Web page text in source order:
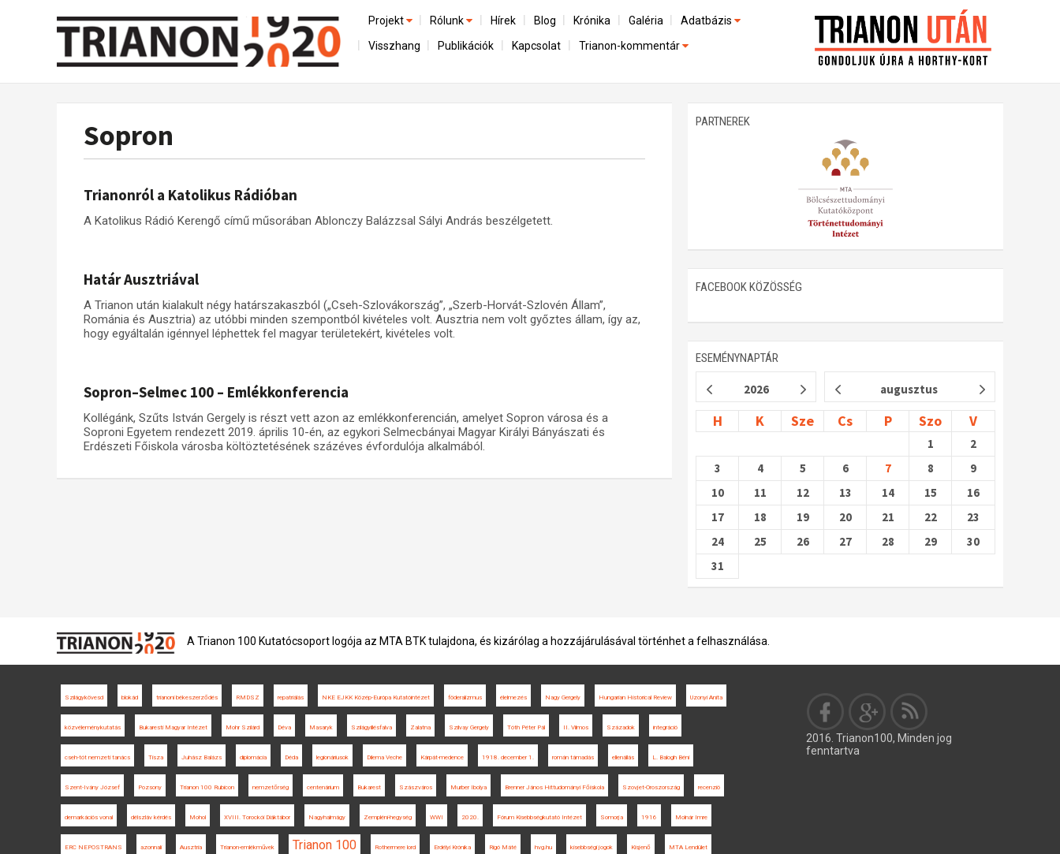
Projekt
Előzmények
Az összeomlás és a magyar társadalom
Utókor és emlékezet
Rólunk
A kutatócsoport működéséről
Hírek Blog Krónika Galéria Adatbázis
Emlékművek (feltöltés alatt)
Visszhang Publikációk Kapcsolat Trianon-kommentár
Sopron
Trianonról a Katolikus Rádióban
A Katolikus Rádió Kerengő című műsorában Ablonczy Balázzsal Sályi András beszélgetett.
Határ Ausztriával
A Trianon után kialakult négy határszakaszból („Cseh-Szlovákország”, „Szerb-Horvát-Szlovén Állam”,
Románia és Ausztria) az utóbbi minden szempontból kivételes volt. Ausztria nem volt győztes állam, így az,
hogy egyáltalán igénnyel léphettek fel magyar területekért, kivételes volt.
Sopron–Selmec 100 – Emlékkonferencia
Kollégánk, Szűts István Gergely is részt vett azon az emlékkonferencián, amelyet Sopron városa és a
Soproni Egyetem rendezett 2019. április 10-én, az egykori Selmecbányai Magyar Királyi Bányászati és
Erdészeti Főiskola városba költöztetésének százéves évfordulója alkalmából.
PARTNEREK
FACEBOOK KÖZÖSSÉG
ESEMÉNYNAPTÁR
2026 augusztus
H K Sze Cs P Szo V
1
2
3
4 5 6 7 8
9
10
11 12 13 14 15
16
17
18 19 20 21 22
23
24
25 26 27 28 29
30
31
A Trianon 100 Kutatócsoport logója az MTA BTK tulajdona, és kizárólag a hozzájárulásával történhet a felhasználása.
Szilágykövesd blokád trianoni békeszerződés RMDSZ repatriálás NKE EJKK Közép-Európa Kutatóintézet föderalizmus élelmezés Nagy Gergely Hungarian Historical Review Uzonyi Anita
közvéleménykutatás Bukaresti Magyar Intézet Mohr Szilárd Déva Masaryk Szilágyillésfalva Zalatna Szilvay Gergely Tóth Péter Pál II. Vilmos Századok integráció
cseh-tót nemzeti tanács Tisza Juhász Balázs diplomácia Déda legionáriusok Dilema Veche Kárpát-medence 1918. december 1. román támadás ellenállás L. Balogh Béni
Szent-Ivány József Pozsony Trianon 100 Rubicon nemzetőrség centenárium Bukarest Szászváros Murber Ibolya Brenner János Hittudományi Főiskola Szovjet-Oroszország recenzió
demarkációs vonal délszláv kérdés Mohol XVIII. Torockói Diáktábor Nagyhalmágy Zempléni-hegység WWI 2020. Fórum Kisebbségkutató Intézet Somorja 1916 Molnár Imre
ERC NEPOSTRANS azonnali Ausztria Trianon-emlékművek Trianon 100 Rothermere lord Erdélyi Krónika Rigó Máté hvg.hu kisebbségi jogok Kisjenő MTA Lendület
2016. Trianon100, Minden jog
fenntartva